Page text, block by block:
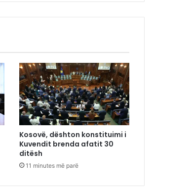
Kosovë, dështon konstituimi i
Kuvendit brenda afatit 30
ditësh
11 minutes më parë